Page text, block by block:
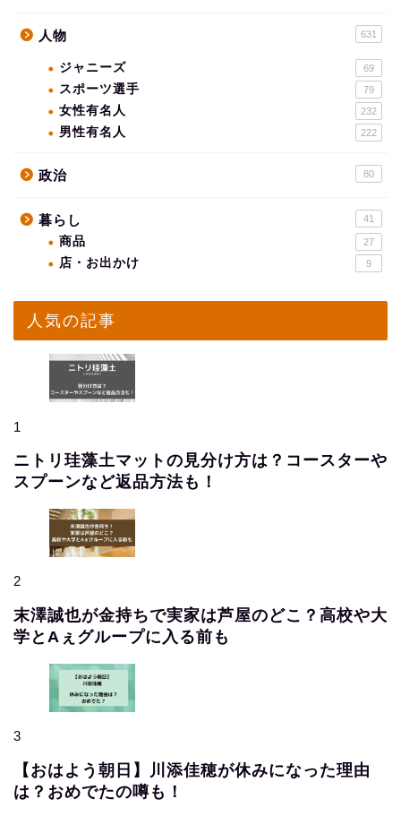
人物 631
ジャニーズ 69
スポーツ選手 79
女性有名人 232
男性有名人 222
政治 80
暮らし 41
商品 27
店・お出かけ 9
人気の記事
1
ニトリ珪藻土マットの見分け方は？コースターや
スプーンなど返品方法も！
2
末澤誠也が金持ちで実家は芦屋のどこ？高校や大
学とAぇグループに入る前も
3
【おはよう朝日】川添佳穂が休みになった理由
は？おめでたの噂も！